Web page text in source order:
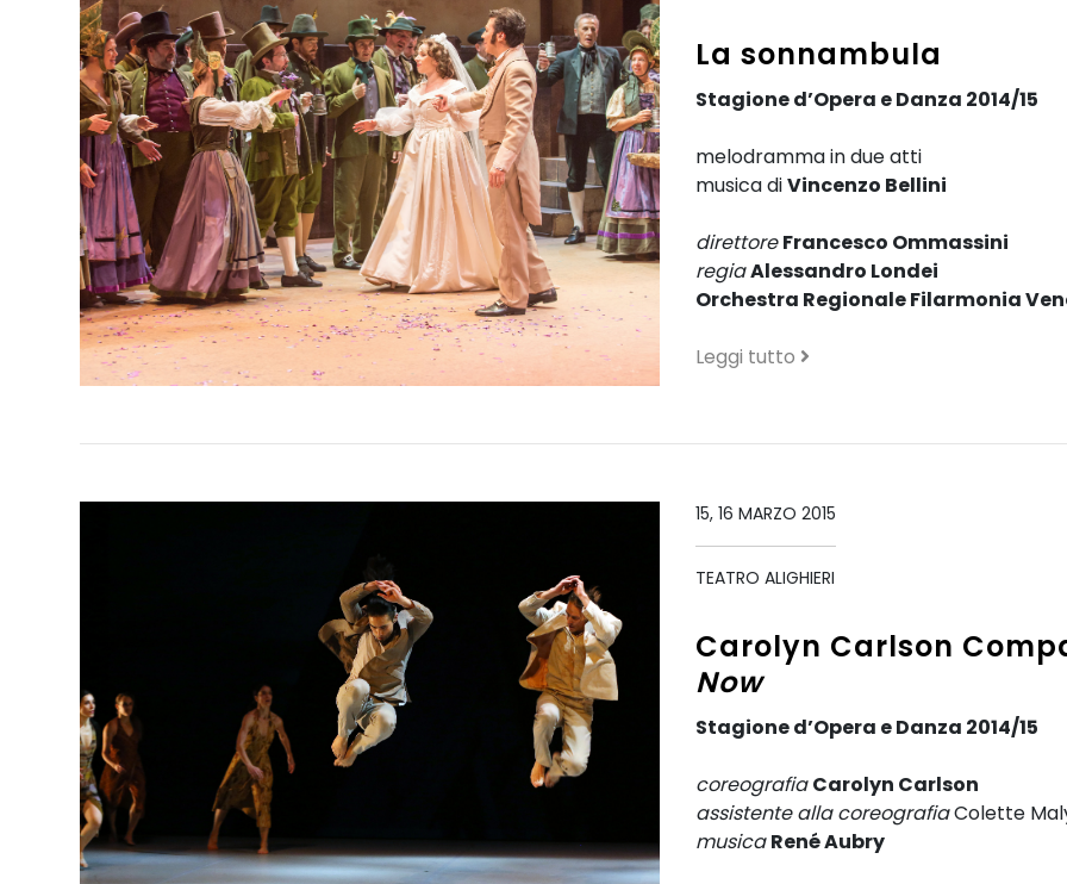
La sonnambula
Stagione d’Opera e Danza 2014/15
melodramma in due atti
musica diVincenzo Bellini
direttore Francesco Ommassini
regiaAlessandro Londei
Orchestra Regionale Filarmonia
Leggi tutto
15, 16 MARZO 2015
TEATRO ALIGHIERI
Carolyn Carlson
Now
Stagione d’Opera e Danza 2014/15
coreografia Carolyn Carlson
assistente alla coreografiaColette
musica René Aubry